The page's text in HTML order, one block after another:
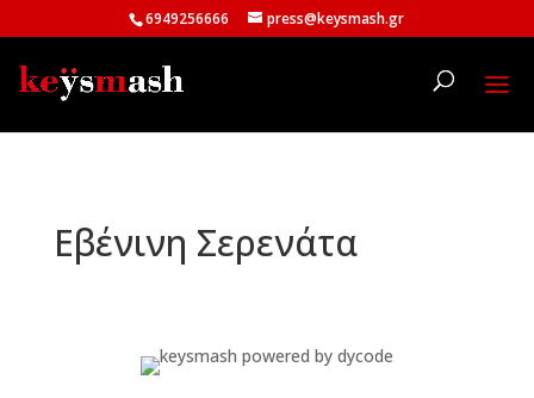
6949256666 press@keysmash.gr
Εβένινη Σερενάτα